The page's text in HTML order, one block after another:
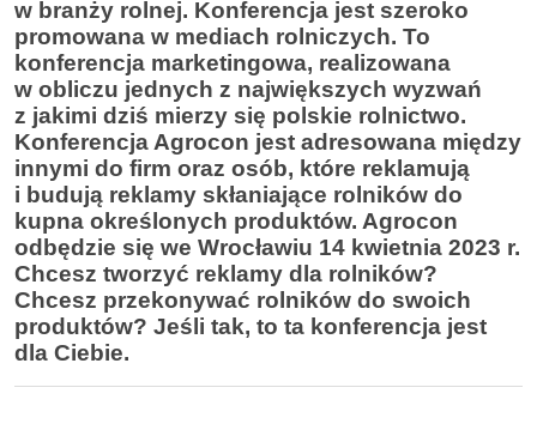
w branży rolnej. Konferencja jest szeroko
promowana w mediach rolniczych. To
konferencja marketingowa, realizowana
w obliczu jednych z największych wyzwań
z jakimi dziś mierzy się polskie rolnictwo.
Konferencja Agrocon jest adresowana między
innymi do firm oraz osób, które reklamują
i budują reklamy skłaniające rolników do
kupna określonych produktów. Agrocon
odbędzie się we Wrocławiu 14 kwietnia 2023 r.
Chcesz tworzyć reklamy dla rolników?
Chcesz przekonywać rolników do swoich
produktów? Jeśli tak, to ta konferencja jest
dla Ciebie.